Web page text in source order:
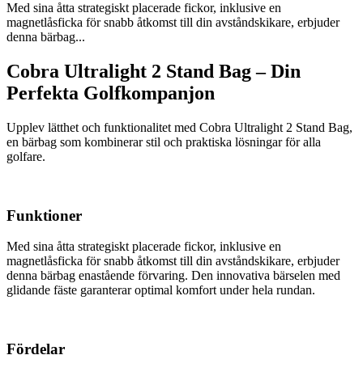
Med sina åtta strategiskt placerade fickor, inklusive en
magnetlåsficka för snabb åtkomst till din avståndskikare, erbjuder
denna bärbag...
Cobra Ultralight 2 Stand Bag – Din
Perfekta Golfkompanjon
Upplev lätthet och funktionalitet med Cobra Ultralight 2 Stand Bag,
en bärbag som kombinerar stil och praktiska lösningar för alla
golfare.
Funktioner
Med sina åtta strategiskt placerade fickor, inklusive en
magnetlåsficka för snabb åtkomst till din avståndskikare, erbjuder
denna bärbag enastående förvaring. Den innovativa bärselen med
glidande fäste garanterar optimal komfort under hela rundan.
Fördelar